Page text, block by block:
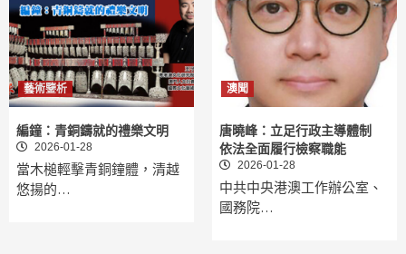
藝術鑒析
編鐘：青銅鑄就的禮樂文明
2026-01-28
當木槌輕擊青銅鐘體，清越
悠揚的…
澳聞
唐曉峰：立足行政主導體制
依法全面履行檢察職能
2026-01-28
中共中央港澳工作辦公室、
國務院…